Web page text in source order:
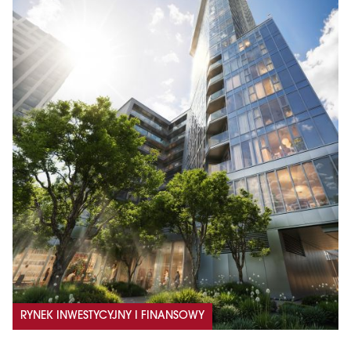
RYNEK INWESTYCYJNY I FINANSOWY